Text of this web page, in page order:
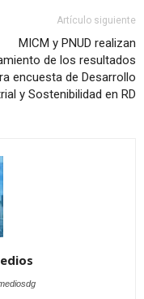
Artículo siguiente
MICM y PNUD realizan
de los resultados
encuesta de Desarrollo
y Sostenibilidad en RD